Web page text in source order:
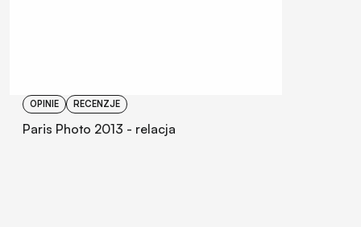
OPINIE RECENZJE
Paris Photo 2013 - relacja